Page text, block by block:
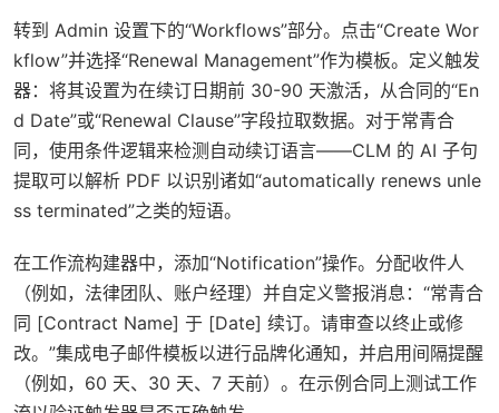
转到 Admin 设置下的“Workflows”部分。点击“Create Wor
kflow”并选择“Renewal Management”作为模板。定义触发
器：将其设置为在续订日期前 30-90 天激活，从合同的“En
d Date”或“Renewal Clause”字段拉取数据。对于常青合
同，使用条件逻辑来检测自动续订语言——CLM 的 AI 子句
提取可以解析 PDF 以识别诸如“automatically renews unle
ss terminated”之类的短语。
在工作流构建器中，添加“Notification”操作。分配收件人
（例如，法律团队、账户经理）并自定义警报消息：“常青合
同 [Contract Name] 于 [Date] 续订。请审查以终止或修
改。”集成电子邮件模板以进行品牌化通知，并启用间隔提醒
（例如，60 天、30 天、7 天前）。在示例合同上测试工作